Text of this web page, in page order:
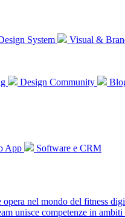
System Visual &
Design Community
App
Software e CRM
nel mondo del fitness
unisce competenze in